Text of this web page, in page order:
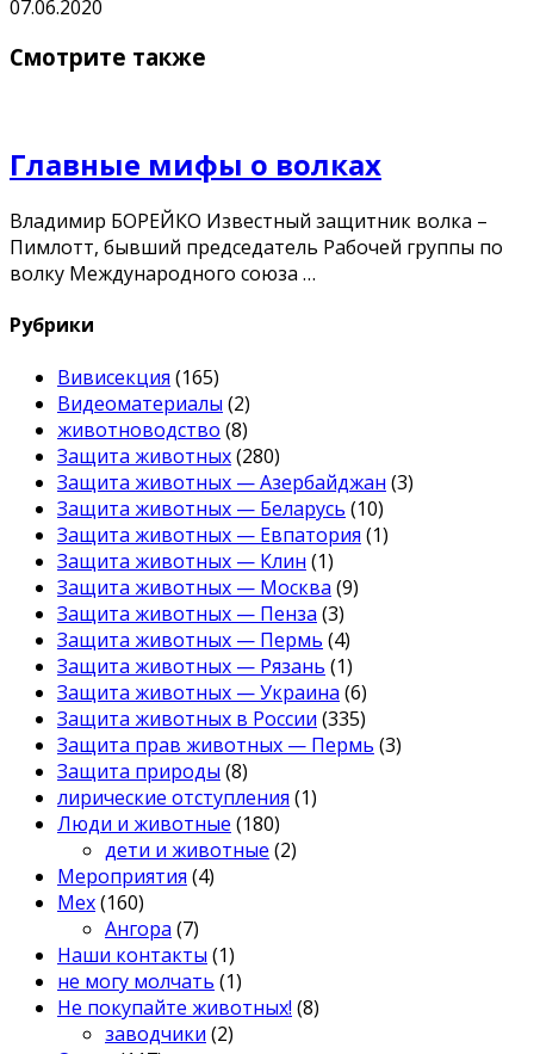
07.06.2020
Смотрите также
Главные мифы о волках
Владимир БОРЕЙКО Известный защитник волка –
Пимлотт, бывший председатель Рабочей группы по
волку Международного союза …
Рубрики
Вивисекция (165)
Видеоматериалы (2)
животноводство (8)
Защита животных(280)
Защита животных — Азербайджан (3)
Защита животных — Беларусь (10)
Защита животных — Евпатория (1)
Защита животных — Клин (1)
Защита животных — Москва (9)
Защита животных — Пенза (3)
Защита животных — Пермь (4)
Защита животных — Рязань (1)
Защита животных — Украина (6)
Защита животных в России (335)
Защита прав животных — Пермь (3)
Защита природы (8)
лирические отступления (1)
Люди и животные (180)
дети и животные (2)
Мероприятия (4)
Мех(160)
Ангора (7)
Наши контакты (1)
не могу молчать (1)
Не покупайте животных! (8)
заводчики (2)